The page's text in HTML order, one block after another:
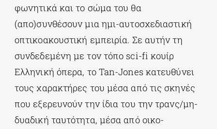
φωνητικά και το σώμα του θα
(απο)συνθέσουν μια ημι-αυτοσχεδιαστική
οπτικοακουστική εμπειρία. Σε αυτήν τη
συνδεδεμένη με τον τόπο sci-fi κουίρ
Ελληνική όπερα, το Tan-Jones κατευθύνει
τους χαρακτήρες του μέσα από τις σκηνές
που εξερευνούν την ίδια του την τρανς/μη-
δυαδική ταυτότητα, μέσα από οικο-